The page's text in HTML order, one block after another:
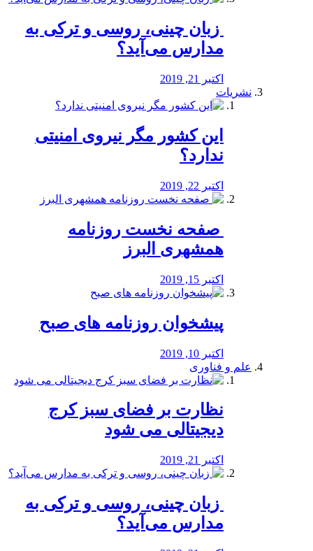
️ زبان چینی، روسی و ترکی به
مدارس می‌آید؟
اکتبر 21, 2019
نشریات
این کشور مگر نیروی امنیتی
ندارد؟
اکتبر 22, 2019
️ صفحه نخست روزنامه‌
همشهری البرز
اکتبر 15, 2019
پیشخوان روزنامه های صبح
اکتبر 10, 2019
علم و فناوری
نظارت بر فضای سبز کرج
دیجیتالی می شود
اکتبر 21, 2019
️ زبان چینی، روسی و ترکی به
مدارس می‌آید؟